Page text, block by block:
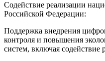
Содействие реализации
Российской Федерации:
Поддержка внедрения
контроля и повышения
систем, включая